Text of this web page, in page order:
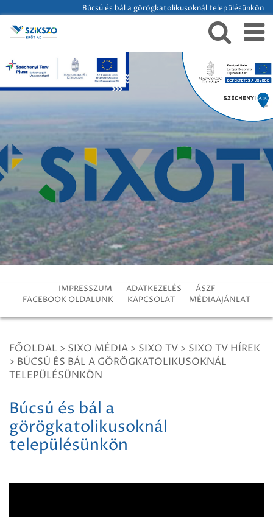
Búcsú és bál a görögkatolikusoknál településünkön
IMPRESSZUM ADATKEZELÉS
ÁSZF
FACEBOOK OLDALUNK
KAPCSOLAT MÉDIAAJÁNLAT
FŐOLDAL > SIXO MÉDIA > SIXO TV > SIXO TV HÍREK
> BÚCSÚ ÉS BÁL A GÖRÖGKATOLIKUSOKNÁL
TELEPÜLÉSÜNKÖN
Búcsú és bál a
görögkatolikusoknál
településünkön